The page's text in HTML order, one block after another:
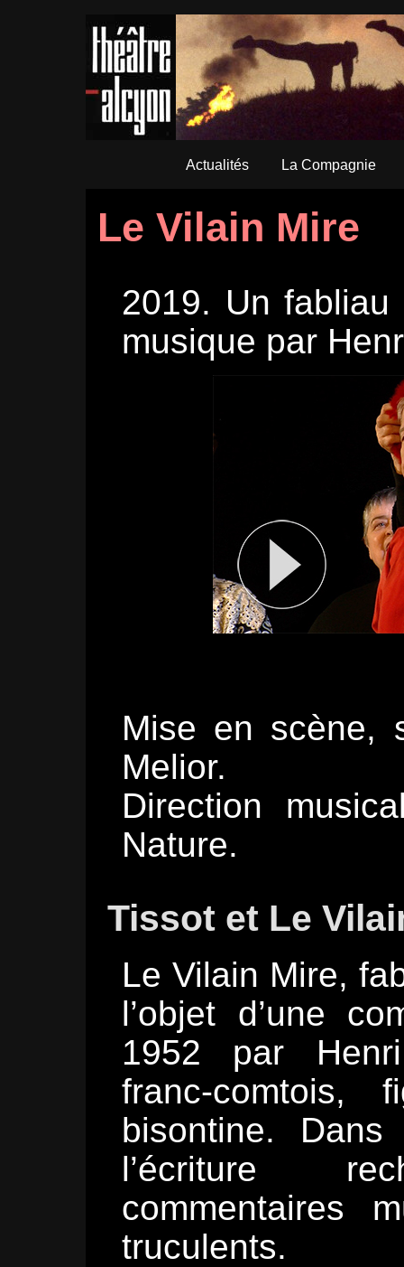
Actualités La Compagnie
Le Vilain Mire
2019. Un
musique par
Mise en scène,
Melior.
Direction
Nature.
Tissot et Le
Le Vilain Mire,
l’objet d’une
1952 par
franc-
bisontine.
l’écriture
commentaires
truculents.